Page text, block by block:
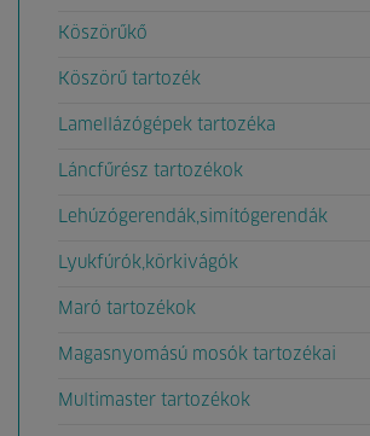
Köszörűkő
Köszörű tartozék
Lamellázógépek tartozéka
Láncfűrész tartozékok
Lehúzógerendák,simítógerendák
Lyukfúrók,körkivágók
Maró tartozékok
Magasnyomású mosók tartozékai
Multimaster tartozékok